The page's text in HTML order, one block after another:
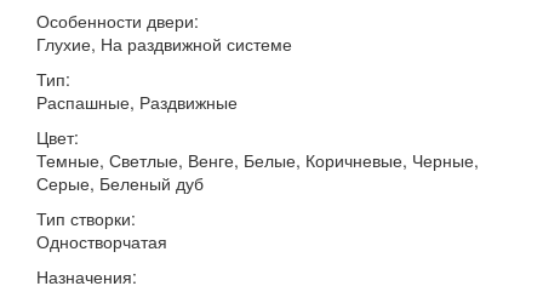
Особенности двери:
Глухие, На раздвижной системе
Тип:
Распашные, Раздвижные
Цвет:
Темные, Светлые, Венге, Белые, Коричневые, Черные,
Серые, Беленый дуб
Тип створки:
Одностворчатая
Назначения: